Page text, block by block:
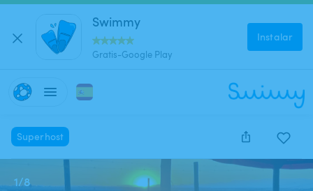
Swimmy
Gratis-Google Play
Instalar
Superhost
1/8